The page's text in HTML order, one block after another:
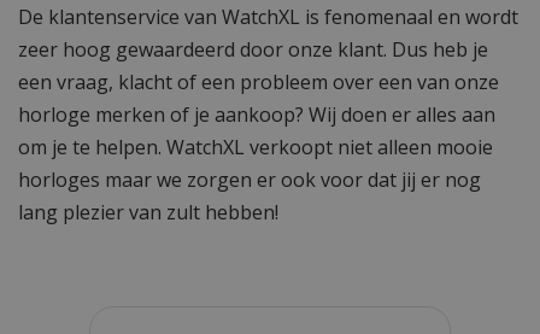
De klantenservice van WatchXL is fenomenaal en wordt
zeer hoog gewaardeerd door onze klant. Dus heb je
een vraag, klacht of een probleem over een van onze
horloge merken of je aankoop? Wij doen er alles aan
om je te helpen. WatchXL verkoopt niet alleen mooie
horloges maar we zorgen er ook voor dat jij er nog
lang plezier van zult hebben!